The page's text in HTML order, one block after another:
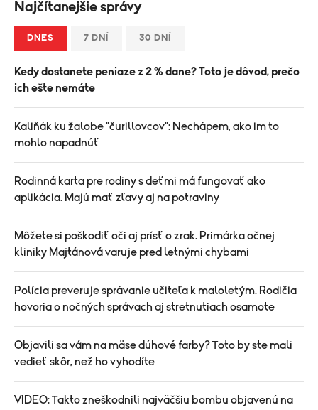
Najčítanejšie správy
DNES 7 DNÍ 30 DNÍ
Kedy dostanete peniaze z 2 % dane? Toto je dôvod, prečo
ich ešte nemáte
Kaliňák ku žalobe "čurillovcov": Nechápem, ako im to
mohlo napadnúť
Rodinná karta pre rodiny s deťmi má fungovať ako
aplikácia. Majú mať zľavy aj na potraviny
Môžete si poškodiť oči aj prísť o zrak. Primárka očnej
kliniky Majtánová varuje pred letnými chybami
Polícia preveruje správanie učiteľa k maloletým. Rodičia
hovoria o nočných správach aj stretnutiach osamote
Objavili sa vám na mäse dúhové farby? Toto by ste mali
vedieť skôr, než ho vyhodíte
VIDEO: Takto zneškodnili najväčšiu bombu objavenú na